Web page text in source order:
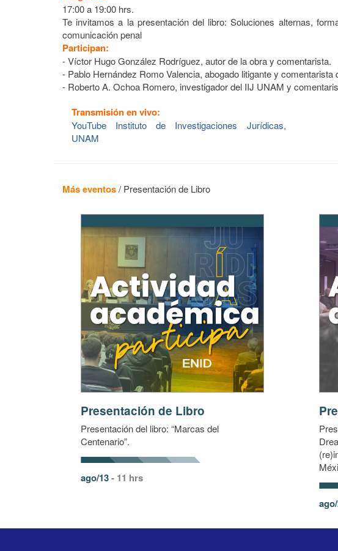
17:00 a 19:00 hrs.
Te invitamos a la presentación del libro: Soluciones alternas,
comunicación penal
Participan:
- Víctor Hugo González Rodríguez, autor de la obra y comentarista.
- Pablo Hernández Romo Valencia, abogado litigante y comentarista
- Roberto A. Ochoa Romero, investigador del IIJ UNAM y
Transmisión en vivo:
YouTube Instituto de Investigaciones Jurídicas,
UNAM
Más eventos/ Presentación de Libro
Presentación de Libro
Presentación del libro: “Marcas del
Centenario”.
ago/13- 11 hrs